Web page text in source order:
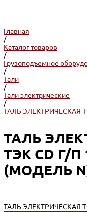
Главная
/
Каталог товаров
/
Грузоподъемное
/
Тали
/
Тали электрические
/
ТАЛЬ ЭЛЕКТРИЧЕСКАЯ
ТАЛЬ
ТЭК CD Г/П
(МОДЕЛЬ
ТАЛЬ ЭЛЕКТРИЧЕСКАЯ